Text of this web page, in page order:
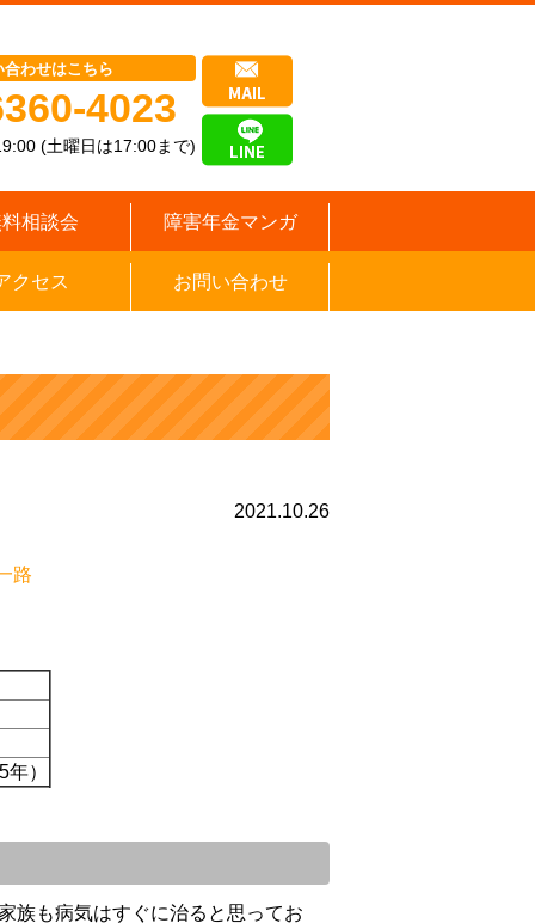
合わせはこちら
4023
(土曜日は17:00まで)
相談会 障害年金マンガ
クセス お問い合わせ
に
だ
給
も
2021.10.26
路
）
族も病気はすぐに治ると思ってお